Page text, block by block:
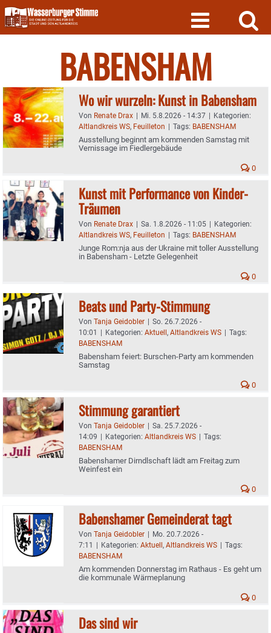
Skip
to
content
BABENSHAM
Wo wir wurzeln: Kunst in Babensham
Von Renate Drax | Mi. 5.8.2026 - 14:37 | Kategorien:
Altlandkreis WS, Feuilleton | Tags: BABENSHAM
Ausstellung beginnt am kommenden Samstag mit
Vernissage im Fiedlergebäude
0
Kunst mit Performance von Kinder-
Träumen
Von Renate Drax | Sa. 1.8.2026 - 11:05 | Kategorien:
Altlandkreis WS, Feuilleton | Tags: BABENSHAM
Junge Rom:nja aus der Ukraine mit toller Ausstellung
in Babensham - Letzte Gelegenheit
0
Beats und Party-Stimmung
Von Tanja Geidobler | So. 26.7.2026 -
10:01 | Kategorien: Aktuell, Altlandkreis WS | Tags:
BABENSHAM
Babensham feiert: Burschen-Party am kommenden
Samstag
0
Stimmung garantiert
Von Tanja Geidobler | Sa. 25.7.2026 -
14:09 | Kategorien: Altlandkreis WS | Tags:
BABENSHAM
Babenshamer Dirndlschaft lädt am Freitag zum
Weinfest ein
0
Babenshamer Gemeinderat tagt
Von Tanja Geidobler | Mo. 20.7.2026 -
7:11 | Kategorien: Aktuell, Altlandkreis WS | Tags:
BABENSHAM
Am kommenden Donnerstag im Rathaus - Es geht um
die kommunale Wärmeplanung
0
Das sind wir